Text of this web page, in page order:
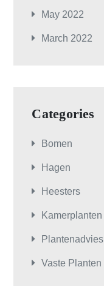
May 2022
March 2022
Categories
Bomen
Hagen
Heesters
Kamerplanten
Plantenadvies
Vaste Planten